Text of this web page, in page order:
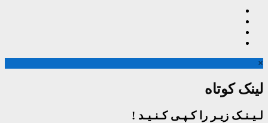
×
لینک کوتاه
لـیـنـک زیـر را کـپـی کـنـیـد !